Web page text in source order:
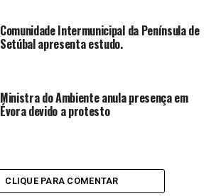
Comunidade Intermunicipal da Península de
Setúbal apresenta estudo.
Ministra do Ambiente anula presença em
Évora devido a protesto
CLIQUE PARA COMENTAR